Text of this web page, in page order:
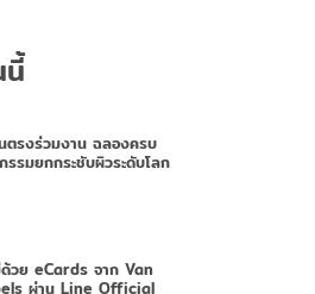
ตรงร่วมงาน ฉลองครบ
รมยกกระชับผิวระดับโลก
วย eCards จาก Van
ผ่าน Line Official